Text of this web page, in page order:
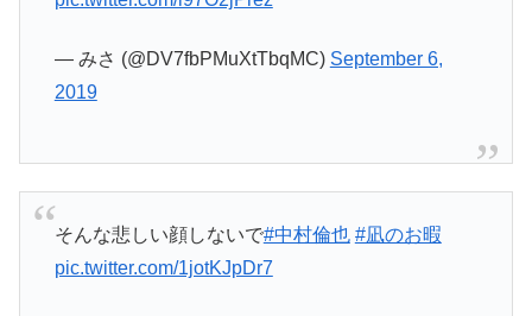
— みさ (@DV7fbPMuXtTbqMC) September 6,
2019
そんな悲しい顔しないで#中村倫也 #凪のお暇
pic.twitter.com/1jotKJpDr7